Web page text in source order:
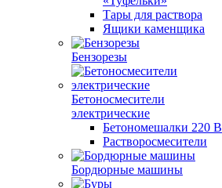
Тары для раствора
Ящики каменщика
Бензорезы
Бетоносмесители
электрические
Бетономешалки 220 В
Растворосмесители
Бордюрные машины